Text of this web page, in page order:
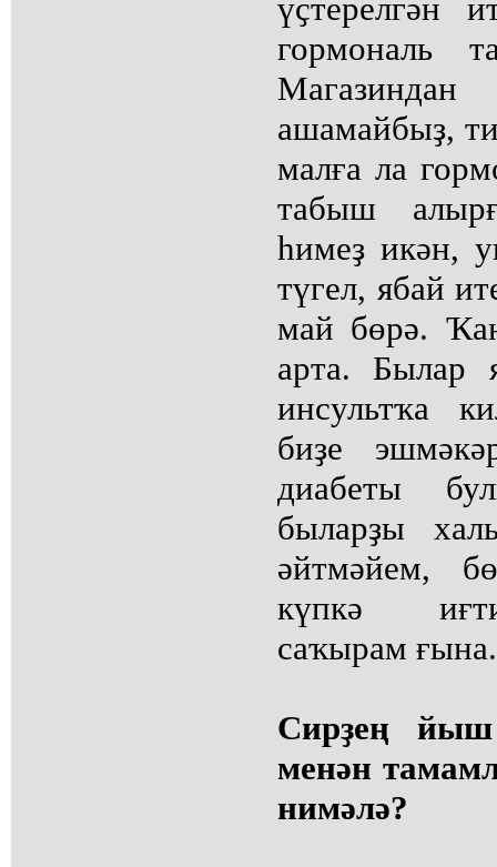
үҫтерелгән
гормональ
ашамайбыҙ,
малға ла
табыш
һимеҙ икән,
түгел, ябай
май бөрә.
арта. Былар
инсультҡа
биҙе
диабеты
быларҙы
әйтмәйем,
күпкә
саҡырам ғына.
Сирҙең
менән
нимәлә?